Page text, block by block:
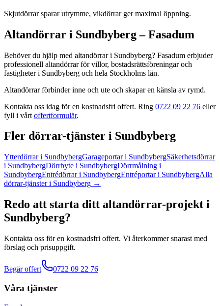
Skjutdörrar sparar utrymme, vikdörrar ger maximal öppning.
Altandörrar i Sundbyberg– Fasadum
Behöver du hjälp med altandörrar i Sundbyberg? Fasadum erbjuder
professionell altandörrarför villor, bostadsrättsföreningar och
fastigheteri Sundbyberg och hela Stockholms län.
Altandörrar förbinder inne och ute och skapar en känsla av rymd.
Kontakta oss idag för en kostnadsfri offert. Ring 0722 09 22 76 eller
fyll i vårt offertformulär.
Fler dörrar-tjänster i Sundbyberg
Ytterdörrar i SundbybergGarageportar i SundbybergSäkerhetsdörrar
i SundbybergDörrbyte i SundbybergDörrmålning i
SundbybergEntrédörrar i SundbybergEntréportar i SundbybergAlla
dörrar-tjänsteri Sundbyberg →
Redo att starta ditt altandörrar-projekt i
Sundbyberg?
Kontakta oss för en kostnadsfri offert. Vi återkommer snarast med
förslag och prisuppgift.
Begär offert 0722 09 22 76
Våra tjänster